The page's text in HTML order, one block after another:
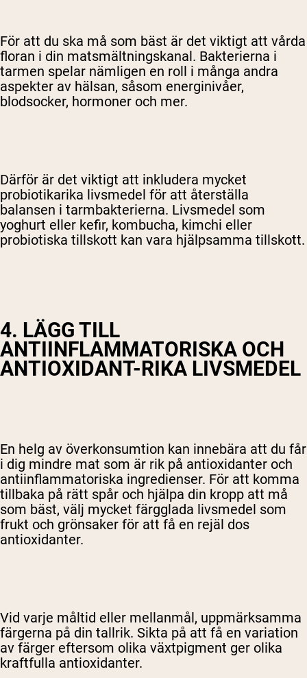
För att du ska må som bäst är det viktigt att vårda
floran i din matsmältningskanal. Bakterierna i
tarmen spelar nämligen en roll i många andra
aspekter av hälsan, såsom energinivåer,
blodsocker, hormoner och mer.
Därför är det viktigt att inkludera mycket
probiotikarika livsmedel för att återställa
balansen i tarmbakterierna. Livsmedel som
yoghurt eller kefir, kombucha, kimchi eller
probiotiska tillskott kan vara hjälpsamma tillskott.
4. LÄGG TILL
ANTIINFLAMMATORISKA OCH
ANTIOXIDANT-RIKA LIVSMEDEL
En helg av överkonsumtion kan innebära att du får
i dig mindre mat som är rik på antioxidanter och
antiinflammatoriska ingredienser. För att komma
tillbaka på rätt spår och hjälpa din kropp att må
som bäst, välj mycket färgglada livsmedel som
frukt och grönsaker för att få en rejäl dos
antioxidanter.
Vid varje måltid eller mellanmål, uppmärksamma
färgerna på din tallrik. Sikta på att få en variation
av färger eftersom olika växtpigment ger olika
kraftfulla antioxidanter.